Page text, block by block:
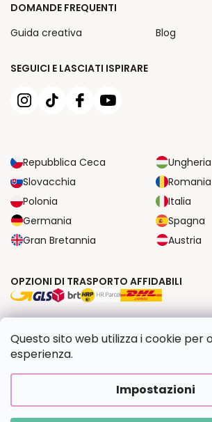
Questo sito web utilizza i cookie per
esperienza.
Impostazioni
SEGUICI E LASCIATI ISPIRARE
Repubblica Ceca
Ungheria
Slovacchia
Romania
Polonia
Italia
Germania
Spagna
Gran Bretannia
Austria
DOMANDE FREQUENTI
Guida creativa
Blog
OPZIONI DI TRASPORTO AFFIDABILI
Creato da Shoptet Premium|
Copyright 2026Dipingilo.it. Tutti i diritti